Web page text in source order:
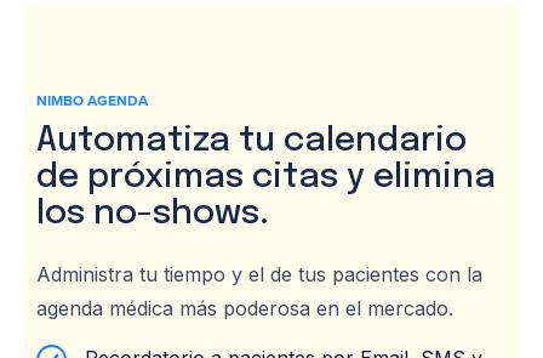
NIMBO AGENDA
Automatiza tu calendario
de próximas citas y elimina
los no-shows.
Administra tu tiempo y el de tus pacientes con la
agenda médica más poderosa en el mercado.